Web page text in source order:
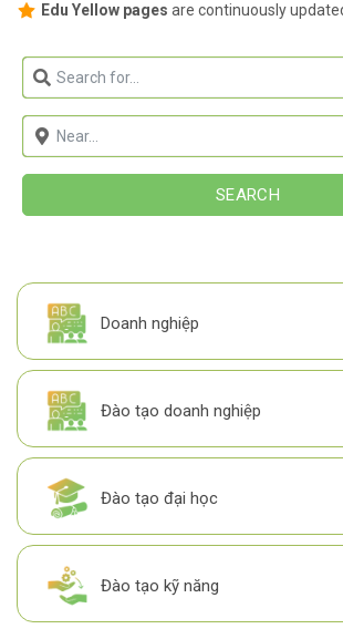
Edu Yellow pages are continuously
SEARCH
Doanh nghiệp
Đào tạo doanh nghiệp
Đào tạo đại học
Đào tạo kỹ năng